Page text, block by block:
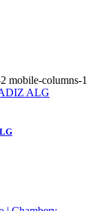
mobile-columns-1